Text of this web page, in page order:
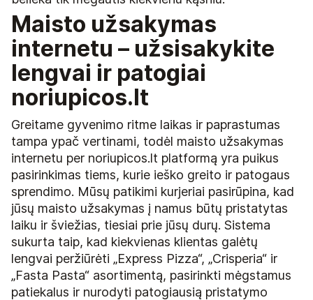
Maisto užsakymas
internetu – užsisakykite
lengvai ir patogiai
noriupicos.lt
Greitame gyvenimo ritme laikas ir paprastumas
tampa ypač vertinami, todėl maisto užsakymas
internetu per noriupicos.lt platformą yra puikus
pasirinkimas tiems, kurie ieško greito ir patogaus
sprendimo. Mūsų patikimi kurjeriai pasirūpina, kad
jūsų maisto užsakymas į namus būtų pristatytas
laiku ir šviežias, tiesiai prie jūsų durų. Sistema
sukurta taip, kad kiekvienas klientas galėtų
lengvai peržiūrėti „Express Pizza“, „Crisperia“ ir
„Fasta Pasta“ asortimentą, pasirinkti mėgstamus
patiekalus ir nurodyti patogiausią pristatymo